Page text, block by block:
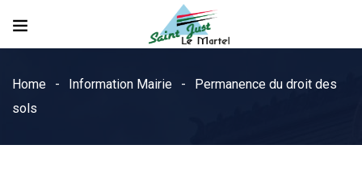
Home Information Mairie
Permanence du droit des
sols